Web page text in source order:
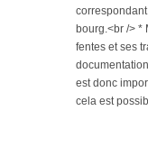
bourg.<br /> *
fentes et ses
est donc
cela est